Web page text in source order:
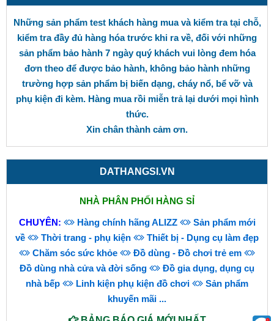
Những sản phẩm test khách hàng mua và kiểm tra tại chỗ,
kiểm tra đầy đủ hàng hóa trước khi ra về, đối với những
sản phẩm bảo hành 7 ngày quý khách vui lòng đem hóa
đơn theo để được bảo hành, không bảo hành những
trường hợp sản phẩm bị biến dạng, cháy nổ, bể vỡ và
phụ kiện đi kèm. Hàng mua rồi miễn trả lại dưới mọi hình
thức.
Xin chân thành cảm ơn.
DATHANGSI.VN
NHÀ PHÂN PHỐI HÀNG SỈ
CHUYÊN: Hàng chính hãng ALIZZ
Sản phẩm mới
về
Thời trang - phụ kiện
Thiết bị - Dụng cụ làm đẹp
Chăm sóc sức khỏe
Đồ dùng - Đồ chơi trẻ em
Đồ dùng nhà cửa và đời sống
Đồ gia dụng, dụng cụ
nhà bếp
Linh kiện phụ kiện đồ chơi
Sản phẩm
khuyến mãi ...